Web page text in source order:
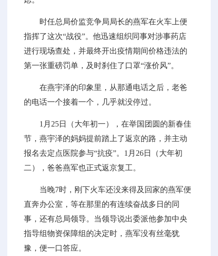
时任总局价监竞争局局长的燕军在火车上便
指挥了这次“战役”。他迅速组织同事对涉事药店
进行现场查处，并最终开出疫情期间价格违法的
第一张重磅罚单，及时刹住了口罩“涨价风”。
在燕宇泽的印象里，从那通电话之后，老爸
的电话一个接着一个，几乎就没停过。
1月25日（大年初一），在举国团圆的新春佳
节，燕宇泽的妈妈提前踏上了返京的路，并主动
报名去定点医院参与“抗疫”。1月26日（大年初
二），爸爸燕军也正式返京复工。
当晚7时，刚下火车还没来得及回家的燕军便
直奔办公室，等在那里的有连续奋战多日的同
事，还有总局领导。当领导说出委派他参加中央
指导组物资保障组的决定时，燕军没有丝毫犹
豫，便一口答应。